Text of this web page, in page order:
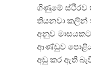
ගිණුමේ ස්ථිරව
තියනවා කලින්
අනුව
ආණ්ඩුව පොළිය
අඩු කර ඇති